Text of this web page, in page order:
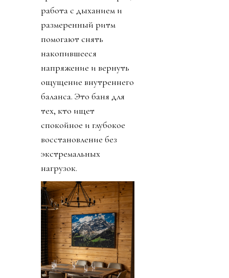
работа с дыханием и
размеренный ритм
помогают снять
накопившееся
напряжение и вернуть
ощущение внутреннего
баланса. Это баня для
тех, кто ищет
спокойное и глубокое
восстановление без
экстремальных
нагрузок.